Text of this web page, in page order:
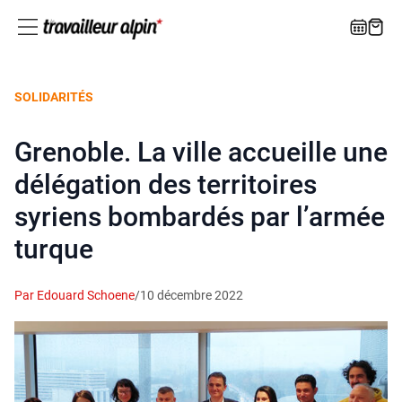
SOLIDARITÉS
Grenoble. La ville accueille une
délégation des territoires
syriens bombardés par l’armée
turque
Par Edouard Schoene/10 décembre 2022